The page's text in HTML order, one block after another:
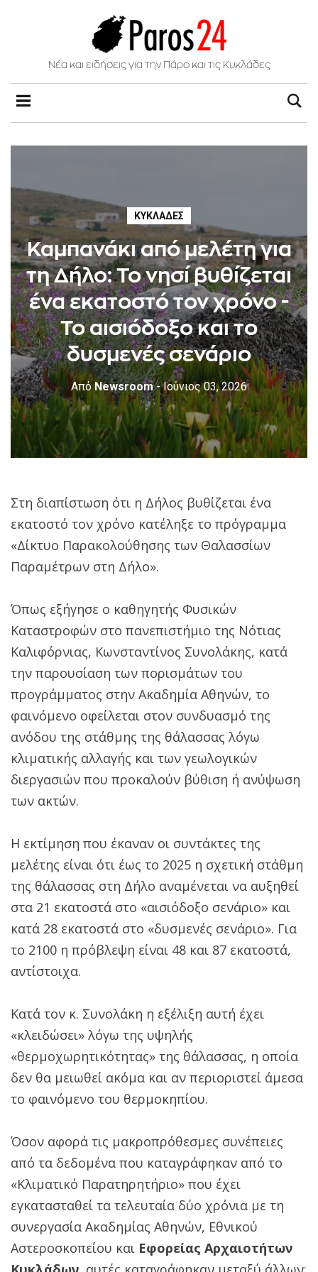
Νέα και ειδήσεις για την Πάρο και τις Κυκλάδες
ΚΥΚΛΆΔΕΣ
Καμπανάκι από μελέτη για
τη Δήλο: Το νησί βυθίζεται
ένα εκατοστό τον χρόνο -
Το αισιόδοξο και το
δυσμενές σενάριο
ΑπόNewsroom - Ιούνιος 03, 2026
Στη διαπίστωση ότι η Δήλος βυθίζεται ένα
εκατοστό τον χρόνο κατέληξε το πρόγραμμα
«Δίκτυο Παρακολούθησης των Θαλασσίων
Παραμέτρων στη Δήλο».
Όπως εξήγησε ο καθηγητής Φυσικών
Καταστροφών στο πανεπιστήμιο της Νότιας
Καλιφόρνιας, Κωνσταντίνος Συνολάκης, κατά
την παρουσίαση των πορισμάτων του
προγράμματος στην Ακαδημία Αθηνών, το
φαινόμενο οφείλεται στον συνδυασμό της
ανόδου της στάθμης της θάλασσας λόγω
κλιματικής αλλαγής και των γεωλογικών
διεργασιών που προκαλούν βύθιση ή ανύψωση
των ακτών.
Η εκτίμηση που έκαναν οι συντάκτες της
μελέτης είναι ότι έως το 2025 η σχετική στάθμη
της θάλασσας στη Δήλο αναμένεται να αυξηθεί
στα 21 εκατοστά στο «αισιόδοξο σενάριο» και
κατά 28 εκατοστά στο «δυσμενές σενάριο». Για
το 2100 η πρόβλεψη είναι 48 και 87 εκατοστά,
αντίστοιχα.
Κατά τον κ. Συνολάκη η εξέλιξη αυτή έχει
«κλειδώσει» λόγω της υψηλής
«θερμοχωρητικότητας» της θάλασσας, η οποία
δεν θα μειωθεί ακόμα και αν περιοριστεί άμεσα
το φαινόμενο του θερμοκηπίου.
Όσον αφορά τις μακροπρόθεσμες συνέπειες
από τα δεδομένα που καταγράφηκαν από το
«Κλιματικό Παρατηρητήριο» που έχει
εγκατασταθεί τα τελευταία δύο χρόνια με τη
συνεργασία Ακαδημίας Αθηνών, Εθνικού
Αστεροσκοπείου και Εφορείας Αρχαιοτήτων